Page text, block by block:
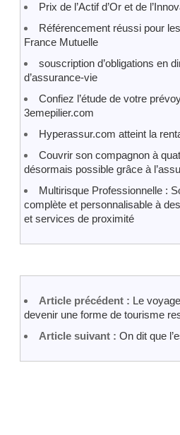
Prix de l’Actif d’Or et de
Référencement réussi pour
France Mutuelle
souscription d’obligations en
d’assurance-vie
Confiez l’étude de votre
3emepilier.com
Hyperassur.com atteint la
Couvrir son compagnon à
désormais possible grâce à
Multirisque Professionnelle :
complète et personnalisable à
et services de proximité
Article précédent : Le
devenir une forme de tourisme
Article suivant : On dit que